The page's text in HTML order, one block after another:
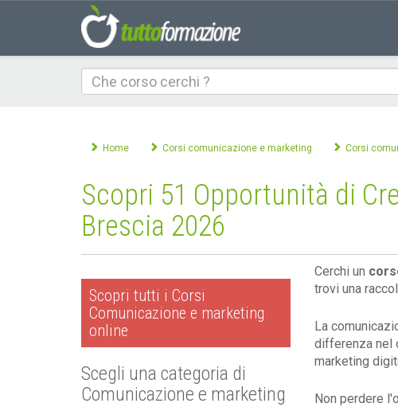
Che
corso
Home Corsi comunicazione e marketing Corsi
Scopri 51 Opportunità di
Brescia 2026
Scopri tutti i Corsi
Comunicazione e marketing
online
Scegli una categoria di
Comunicazione e marketing
Cerchi un
trovi una
La
differenza nel
marketing
Non perdere